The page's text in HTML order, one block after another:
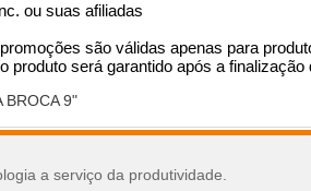
BROCA 9"
se interessar
ou suas afiliadas
são válidas apenas para
produto será garantido após a finalização
a serviço da produtividade.